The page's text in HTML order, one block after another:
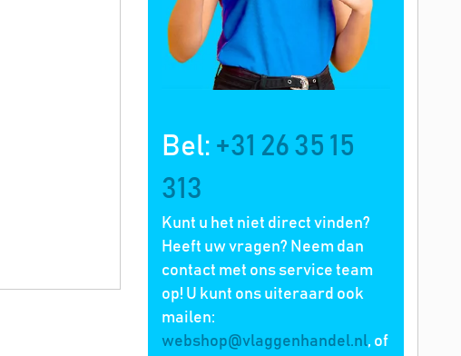
Bel: +31 26 35 15
313
Kunt u het niet direct vinden?
Heeft uw vragen? Neem dan
contact met ons service team
op! U kunt ons uiteraard ook
mailen:
webshop@vlaggenhandel.nl, of